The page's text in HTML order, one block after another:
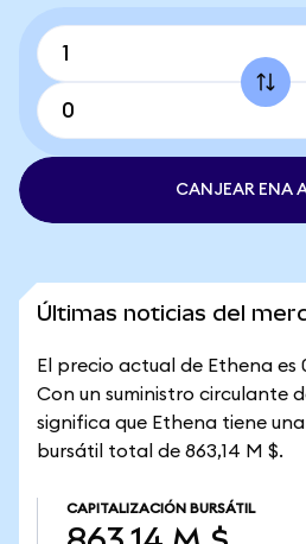
CANJEAR ENA
Últimas noticias del
El precio actual de Ethena es
Con un suministro circulante
significa que Ethena tiene
bursátil total de 863,14 M $.
CAPITALIZACIÓN BURSÁTIL